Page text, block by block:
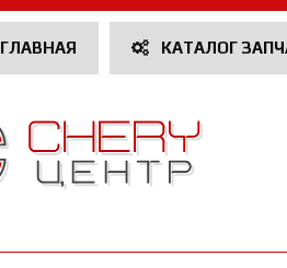
ГЛАВНАЯ КАТАЛОГ